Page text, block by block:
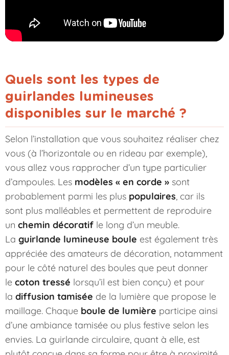
Quels sont les types de
guirlandes lumineuses
disponibles sur le marché ?
Selon l’installation que vous souhaitez réaliser chez
vous (à l’horizontale ou en rideau par exemple),
vous allez vous rapprocher d’un type particulier
d’ampoules. Les modèles « en corde » sont
probablement parmi les plus populaires , car ils
sont plus malléables et permettent de reproduire
un chemin décoratif le long d’un meuble.
La guirlande lumineuse boule est également très
appréciée des amateurs de décoration, notamment
pour le côté naturel des boules que peut donner
le coton tressé lorsqu’il est bien conçu) et pour
la diffusion tamisée de la lumière que propose le
maillage. Chaque boule de lumière participe ainsi
d’une ambiance tamisée ou plus festive selon les
envies. La guirlande circulaire, quant à elle, est